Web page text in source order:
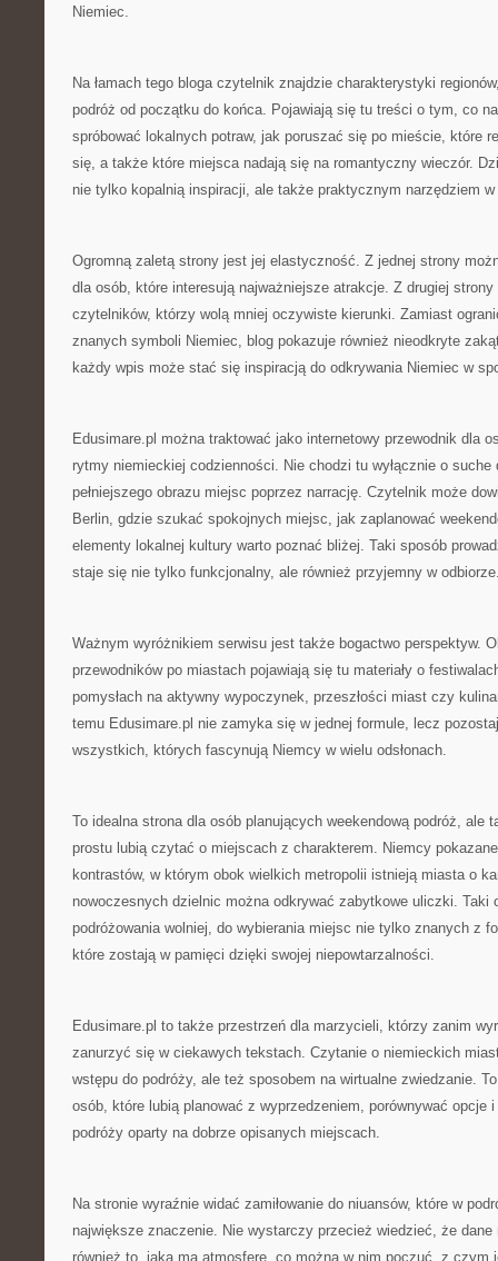
Niemiec.
Na łamach tego bloga czytelnik znajdzie charakterystyki
podróż od początku do końca. Pojawiają się tu treści o tym, co
spróbować lokalnych potraw, jak poruszać się po mieście, które
się, a także które miejsca nadają się na romantyczny wieczór.
nie tylko kopalnią inspiracji, ale także praktycznym narzędziem
Ogromną zaletą strony jest jej elastyczność. Z jednej strony
dla osób, które interesują najważniejsze atrakcje. Z drugiej
czytelników, którzy wolą mniej oczywiste kierunki. Zamiast
znanych symboli Niemiec, blog pokazuje również nieodkryte
każdy wpis może stać się inspiracją do odkrywania Niemiec w
Edusimare.pl można traktować jako internetowy przewodnik dla
rytmy niemieckiej codzienności. Nie chodzi tu wyłącznie o suche
pełniejszego obrazu miejsc poprzez narrację. Czytelnik może
Berlin, gdzie szukać spokojnych miejsc, jak zaplanować
elementy lokalnej kultury warto poznać bliżej. Taki sposób
staje się nie tylko funkcjonalny, ale również przyjemny w
Ważnym wyróżnikiem serwisu jest także bogactwo perspektyw.
przewodników po miastach pojawiają się tu materiały o
pomysłach na aktywny wypoczynek, przeszłości miast czy
temu Edusimare.pl nie zamyka się w jednej formule, lecz
wszystkich, których fascynują Niemcy w wielu odsłonach.
To idealna strona dla osób planujących weekendową podróż, ale
prostu lubią czytać o miejscach z charakterem. Niemcy
kontrastów, w którym obok wielkich metropolii istnieją miasta o
nowoczesnych dzielnic można odkrywać zabytkowe uliczki. Taki
podróżowania wolniej, do wybierania miejsc nie tylko znanych z
które zostają w pamięci dzięki swojej niepowtarzalności.
Edusimare.pl to także przestrzeń dla marzycieli, którzy zanim
zanurzyć się w ciekawych tekstach. Czytanie o niemieckich
wstępu do podróży, ale też sposobem na wirtualne zwiedzanie.
osób, które lubią planować z wyprzedzeniem, porównywać opcje
podróży oparty na dobrze opisanych miejscach.
Na stronie wyraźnie widać zamiłowanie do niuansów, które w
największe znaczenie. Nie wystarczy przecież wiedzieć, że
również to, jaką ma atmosferę, co można w nim poczuć, z czym